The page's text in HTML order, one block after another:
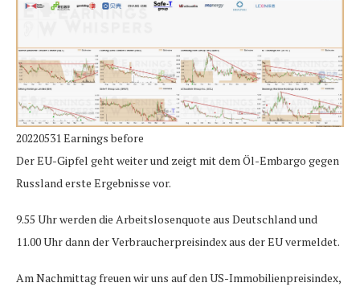
20220531 Earnings before
Der EU-Gipfel geht weiter und zeigt mit dem Öl-Embargo gegen
Russland erste Ergebnisse vor.
9.55 Uhr werden die Arbeitslosenquote aus Deutschland und
11.00 Uhr dann der Verbraucherpreisindex aus der EU vermeldet.
Am Nachmittag freuen wir uns auf den US-Immobilienpreisindex,